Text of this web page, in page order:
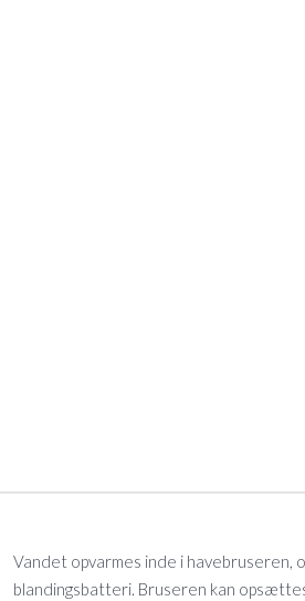
Vandet opvarmes inde i havebruseren,
blandingsbatteri. Bruseren kan